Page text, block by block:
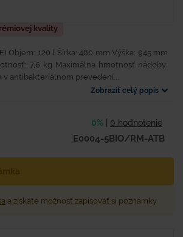
kvality
Objem: 120 l Šírka: 480 mm Výška: 945 mm
7,6 kg Maximálna hmotnosť nádoby:
v antibakteriálnom prevedení...
Zobraziť celý popis
0% 0 hodnotenie
E0004-5BIO/RM-ATB
a získate možnosť zapisovať si poznámky